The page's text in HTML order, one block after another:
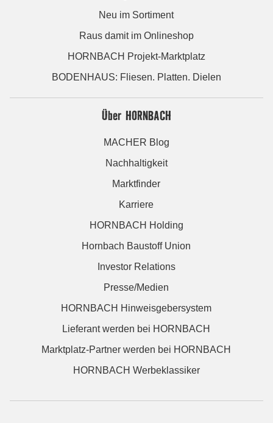
Neu im Sortiment
Raus damit im Onlineshop
HORNBACH Projekt-Marktplatz
BODENHAUS: Fliesen. Platten. Dielen
Über HORNBACH
MACHER Blog
Nachhaltigkeit
Marktfinder
Karriere
HORNBACH Holding
Hornbach Baustoff Union
Investor Relations
Presse/Medien
HORNBACH Hinweisgebersystem
Lieferant werden bei HORNBACH
Marktplatz-Partner werden bei HORNBACH
HORNBACH Werbeklassiker